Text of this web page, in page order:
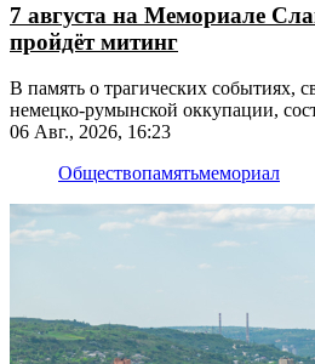
7 августа на Мемориале
пройдёт митинг
В память о трагических событиях,
немецко-румынской оккупации,
возложения цветов
06 Авг., 2026, 16:23
Обществопамятьмемориал